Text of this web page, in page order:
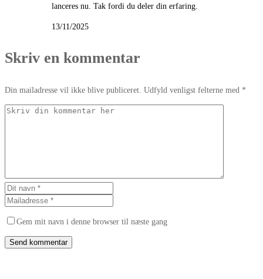
lanceres nu. Tak fordi du deler din erfaring.
13/11/2025
Skriv en kommentar
Din mailadresse vil ikke blive publiceret. Udfyld venligst felterne med *
Gem mit navn i denne browser til næste gang